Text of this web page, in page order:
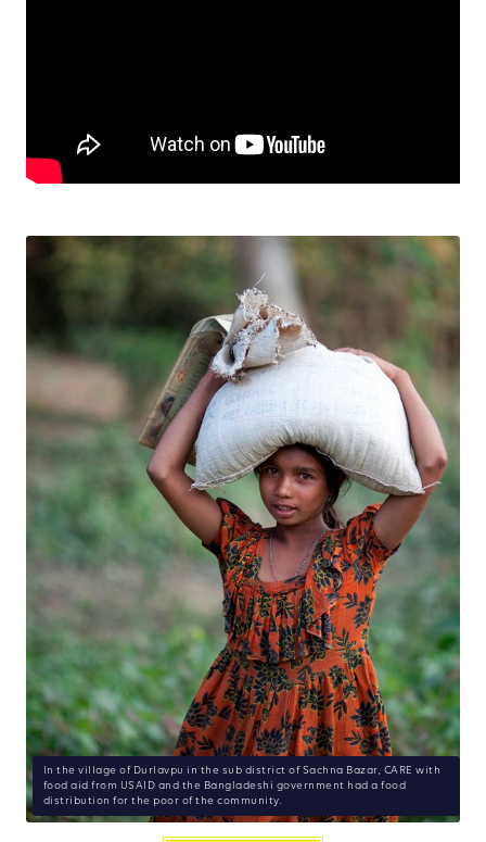
In the village of Durlavpu in the sub district of Sachna Bazar, CARE with
food aid from USAID and the Bangladeshi government had a food
distribution for the poor of the community.